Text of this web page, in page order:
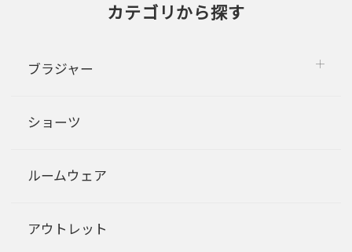
カテゴリから探す
ブラジャー
ショーツ
ルームウェア
アウトレット